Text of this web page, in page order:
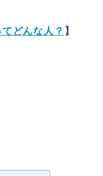
どんな人？ 】